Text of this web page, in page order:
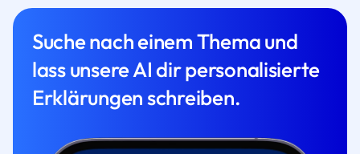
Suche nach einem Thema und
lass unsere AI dir personalisierte
Erklärungen schreiben.